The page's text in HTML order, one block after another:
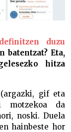
duzu
batentzat? Eta,
hitza
gif eta
motzekoa da
noski. Duela
hainbeste hor